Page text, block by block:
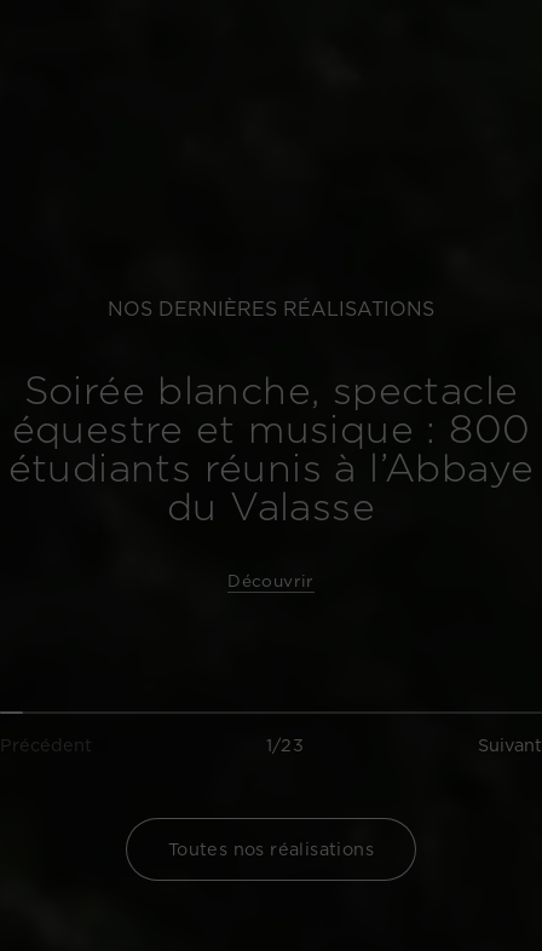
NOS DERNIÈRES RÉALISATIONS
Soirée blanche, spectacle
équestre et musique : 800
étudiants réunis à l’Abbaye
du Valasse
Découvrir
Précédent 1/23 Suivant
Toutes nos réalisations